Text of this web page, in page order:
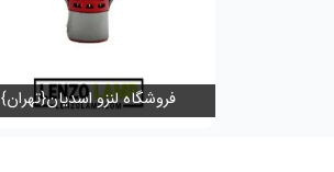
فروشگاه لنزو اسدیان{تهران}